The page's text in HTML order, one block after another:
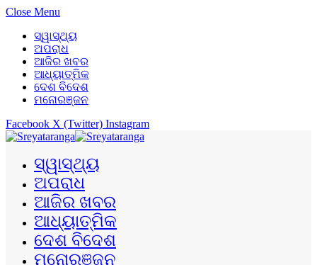
Close Menu
ସ୍ୱାସ୍ଥ୍ୟ
ଅପରାଧ
ଆଜିର ଖବର
ଆଧ୍ୟାତ୍ମିକ
ଦେଶ ବିଦେଶ
ମନୋରଞ୍ଜନ
Facebook X (Twitter) Instagram
ସ୍ୱାସ୍ଥ୍ୟ
ଅପରାଧ
ଆଜିର ଖବର
ଆଧ୍ୟାତ୍ମିକ
ଦେଶ ବିଦେଶ
ମନୋରଞ୍ଜନ